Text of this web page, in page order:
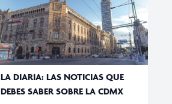
LA DIARIA: LAS NOTICIAS QUE
DEBES SABER SOBRE LA CDMX